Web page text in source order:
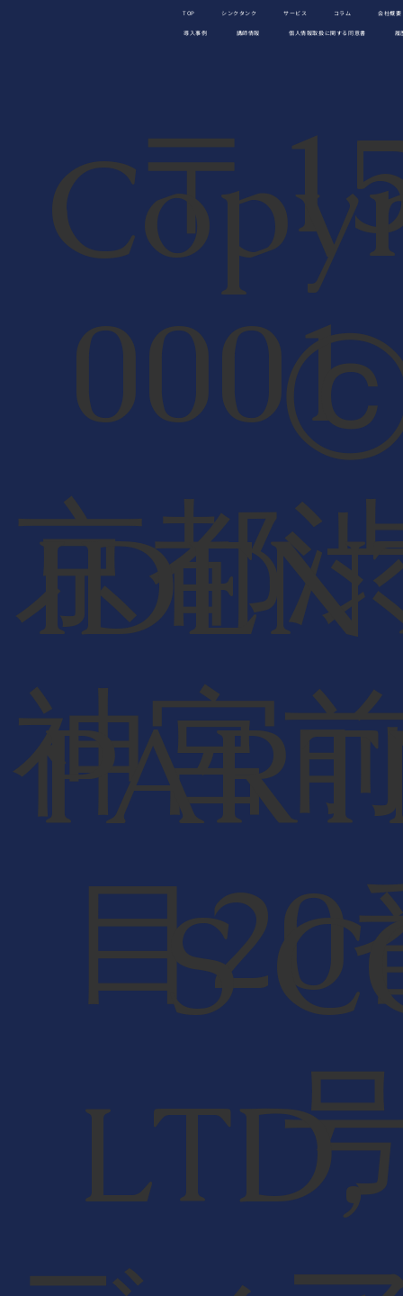
【コールセンター】人材育成をうまくいかせるた
めのポイントを紹介
TOP シンクタンク サービス コラム 会社概要
導入事例 講師情報 個人情報取扱に関する同意書 履
〒
京都
神宮
目20
S